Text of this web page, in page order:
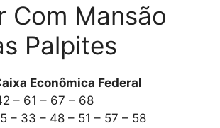
Com Mansão
Palpites
Econômica Federal
– 61 – 67 – 68
– 33 – 48 – 51 – 57 – 58